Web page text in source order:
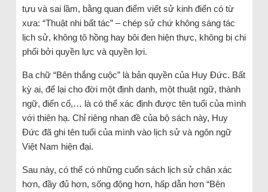
tựu và sai lầm, bằng quan điểm viết sử kinh điển có từ
xưa: “Thuật nhi bất tác” – chép sử chứ không sáng tác
lịch sử, không tô hồng hay bôi đen hiện thực, không bị chi
phối bởi quyền lực và quyền lợi.
Ba chữ “Bên thắng cuộc” là bản quyền của Huy Đức. Bất
kỳ ai, để lại cho đời một định danh, một thuật ngữ, thành
ngữ, điển cố,… là có thể xác định được tên tuổi của mình
với thiên hạ. Chỉ riêng nhan đề của bộ sách này, Huy
Đức đã ghi tên tuổi của mình vào lịch sử và ngôn ngữ
Việt Nam hiện đại.
Sau này, có thể có những cuốn sách lịch sử chân xác
hơn, đầy đủ hơn, sống động hơn, hấp dẫn hơn “Bên